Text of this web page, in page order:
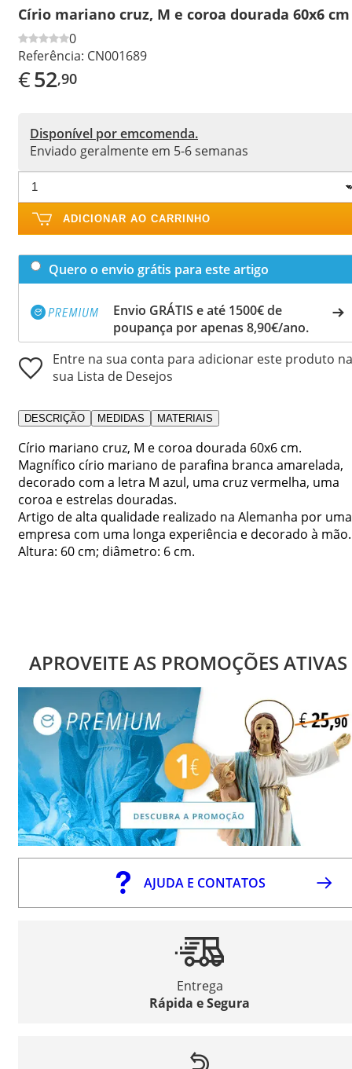
Círio mariano cruz, M e coroa dourada 60x6 cm
0
Referência: CN001689
€52,90
Disponível por emcomenda.
Enviado geralmente em 5-6 semanas
ADICIONAR AO CARRINHO
Quero o envio grátis para este artigo
Envio GRÁTIS e até 1500€ de
poupança por apenas 8,90€/ano.
Entre na sua conta para adicionar este produto na
sua Lista de Desejos
DESCRIÇÃO MEDIDAS MATERIAIS
Círio mariano cruz, M e coroa dourada 60x6 cm.
Magnífico círio mariano de parafina branca amarelada,
decorado com a letra M azul, uma cruz vermelha, uma
coroa e estrelas douradas.
Artigo de alta qualidade realizado na Alemanha por uma
empresa com uma longa experiência e decorado à mão.
Altura: 60 cm; diâmetro: 6 cm.
APROVEITE AS PROMOÇÕES ATIVAS
AJUDA E CONTATOS
Entrega
Rápida e Segura